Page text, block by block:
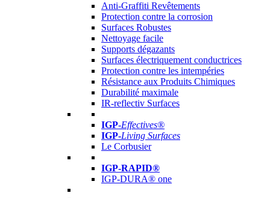
Anti-Graffiti Revêtements
Protection contre la corrosion
Surfaces Robustes
Nettoyage facile
Supports dégazants
Surfaces électriquement conductrices
Protection contre les intempéries
Résistance aux Produits Chimiques
Durabilité maximale
IR-reflectiv Surfaces
IGP-Effectives®
IGP-Living Surfaces
Le Corbusier
IGP-RAPID®
IGP-DURA® one